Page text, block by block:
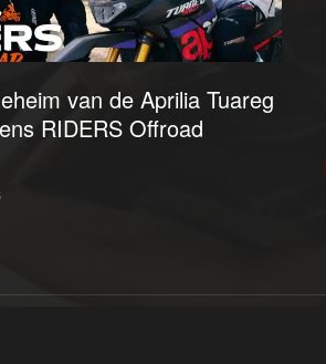
van de Aprilia Tuareg
RIDERS Offroad